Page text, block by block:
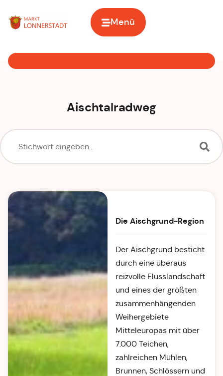
Menü
Aischtalradweg
Die Aischgrund-Region
Der Aischgrund besticht
durch eine überaus
reizvolle Flusslandschaft
und eines der größten
zusammenhängenden
Weihergebiete
Mitteleuropas mit über
7.000 Teichen,
zahlreichen Mühlen,
Brunnen, Schlössern und